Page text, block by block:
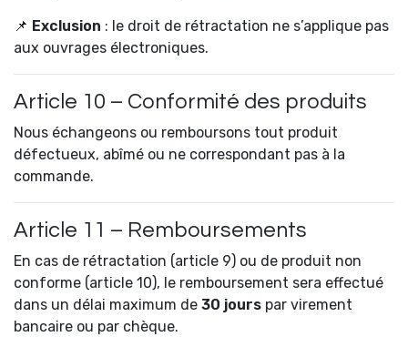
📌 Exclusion : le droit de rétractation ne s’applique pas
aux ouvrages électroniques.
Article 10 – Conformité des produits
Nous échangeons ou remboursons tout produit
défectueux, abîmé ou ne correspondant pas à la
commande.
Article 11 – Remboursements
En cas de rétractation (article 9) ou de produit non
conforme (article 10), le remboursement sera effectué
dans un délai maximum de 30 jours par virement
bancaire ou par chèque.